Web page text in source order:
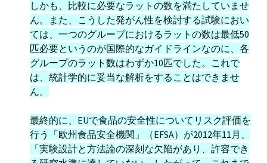
しかも、比較に必要なラットの数を満たしていませ
ん。また、こうした発がん性を検討する試験におい
ては、一つのグループにおけるラットの数は最低50
匹必要というのが国際的なガイドラインなのに、各
グループのラット数はわずか10匹でした。これで
は、統計学的に妥当な解析をすることはできませ
ん。
最終的に、EUで食品の安全性についてリスク評価を
行う「欧州食品安全機関」（EFSA）が2012年11月、
「実験設計と方法論の深刻な欠陥があり、許容でき